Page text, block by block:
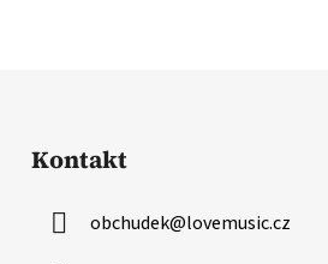
Kontakt
obchudek@lovemusic.cz